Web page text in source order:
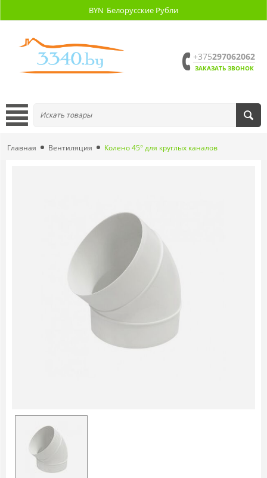
BYN Белорусские Рубли
+375297062062
ЗАКАЗАТЬ ЗВОНОК
Главная Вентиляция Колено 45° для круглых каналов